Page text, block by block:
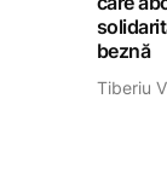
beznă
Tiberiu